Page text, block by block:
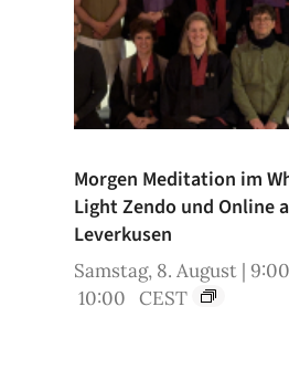
Morgen Meditation im
Light Zendo und Online
Leverkusen
Samstag, 8. August | 9:00
10:00 CEST